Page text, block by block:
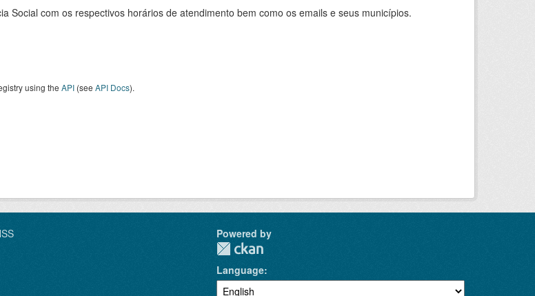
Social com os respectivos horários de atendimento bem como os emails e seus municípios.
using the API (see API Docs).
Powered by
Language